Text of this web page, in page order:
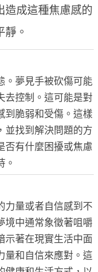
造成這種焦慮感的
。
。夢見手被砍傷可能
去控制。這可能是對
到脆弱和受傷。這樣
並找到解決問題的方
否有什麼困擾或焦慮
。
力量或者自信感到不
境中通常象徵著咀嚼
示著在現實生活中面
量和自信來應對。這